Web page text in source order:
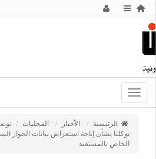
Toggle
navigation
الرئيسية الأخبار المحليات
توكلنا بشأن إتاحة استعراض بيانات الجواز
الخاص بالمستفيد